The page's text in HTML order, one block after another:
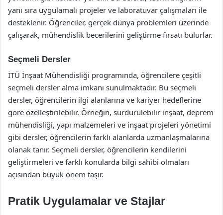
yanı sıra uygulamalı projeler ve laboratuvar çalışmaları ile
desteklenir. Öğrenciler, gerçek dünya problemleri üzerinde
çalışarak, mühendislik becerilerini geliştirme fırsatı bulurlar.
Seçmeli Dersler
İTÜ İnşaat Mühendisliği programında, öğrencilere çeşitli
seçmeli dersler alma imkanı sunulmaktadır. Bu seçmeli
dersler, öğrencilerin ilgi alanlarına ve kariyer hedeflerine
göre özelleştirilebilir. Örneğin, sürdürülebilir inşaat, deprem
mühendisliği, yapı malzemeleri ve inşaat projeleri yönetimi
gibi dersler, öğrencilerin farklı alanlarda uzmanlaşmalarına
olanak tanır. Seçmeli dersler, öğrencilerin kendilerini
geliştirmeleri ve farklı konularda bilgi sahibi olmaları
açısından büyük önem taşır.
Pratik Uygulamalar ve Stajlar